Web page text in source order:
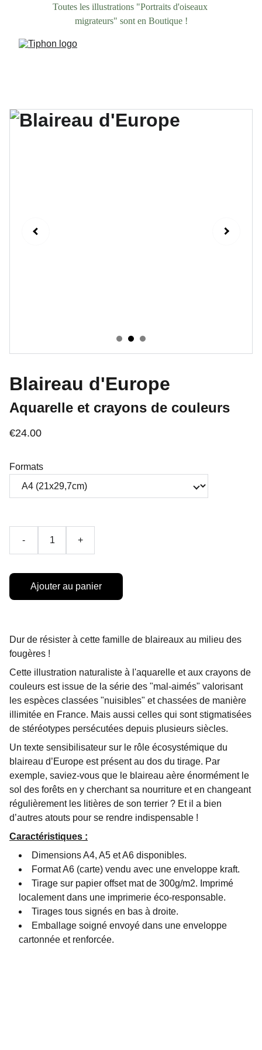
Toutes les illustrations "Portraits d'oiseaux
migrateurs" sont en Boutique !
Blaireau d'Europe
Aquarelle et crayons de couleurs
€24.00
Formats
- +
Ajouter au panier
Dur de résister à cette famille de blaireaux au milieu des
fougères !
Cette illustration naturaliste à l'aquarelle et aux crayons de
couleurs est issue de la série des "mal-aimés" valorisant
les espèces classées "nuisibles" et chassées de manière
illimitée en France. Mais aussi celles qui sont stigmatisées
de stéréotypes persécutées depuis plusieurs siècles.
Un texte sensibilisateur sur le rôle écosystémique du
blaireau d’Europe est présent au dos du tirage. Par
exemple, saviez-vous que le blaireau aère énormément le
sol des forêts en y cherchant sa nourriture et en changeant
régulièrement les litières de son terrier ? Et il a bien
d’autres atouts pour se rendre indispensable !
Caractéristiques :
Dimensions A4, A5 et A6 disponibles.
Format A6 (carte) vendu avec une enveloppe kraft.
Tirage sur papier offset mat de 300g/m2. Imprimé
localement dans une imprimerie éco-responsable.
Tirages tous signés en bas à droite.
Emballage soigné envoyé dans une enveloppe
cartonnée et renforcée.